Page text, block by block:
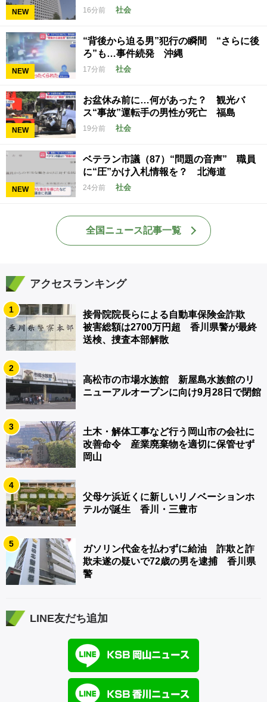
NEW 16分前 社会
NEW
“背後から迫る男”犯行の瞬間 “さらに後
ろ”も…事件続発 沖縄
17分前 社会
NEW
お盆休み前に…何があった？ 観光バ
ス“事故”運転手の男性が死亡 福島
19分前 社会
NEW
ベテラン市議（87）“問題の音声” 職員
に“圧”かけ入札情報を？ 北海道
24分前 社会
全国ニュース記事一覧
アクセスランキング
1
接骨院院長らによる自動車保険金詐欺
被害総額は2700万円超 香川県警が最終
送検、捜査本部解散
2
高松市の市場水族館 新屋島水族館のリ
ニューアルオープンに向け9月28日で閉館
3
土木・解体工事など行う岡山市の会社に
改善命令 産業廃棄物を適切に保管せず
岡山
4
父母ケ浜近くに新しいリノベーションホ
テルが誕生 香川・三豊市
5
ガソリン代金を払わずに給油 詐欺と詐
欺未遂の疑いで72歳の男を逮捕 香川県
警
LINE友だち追加